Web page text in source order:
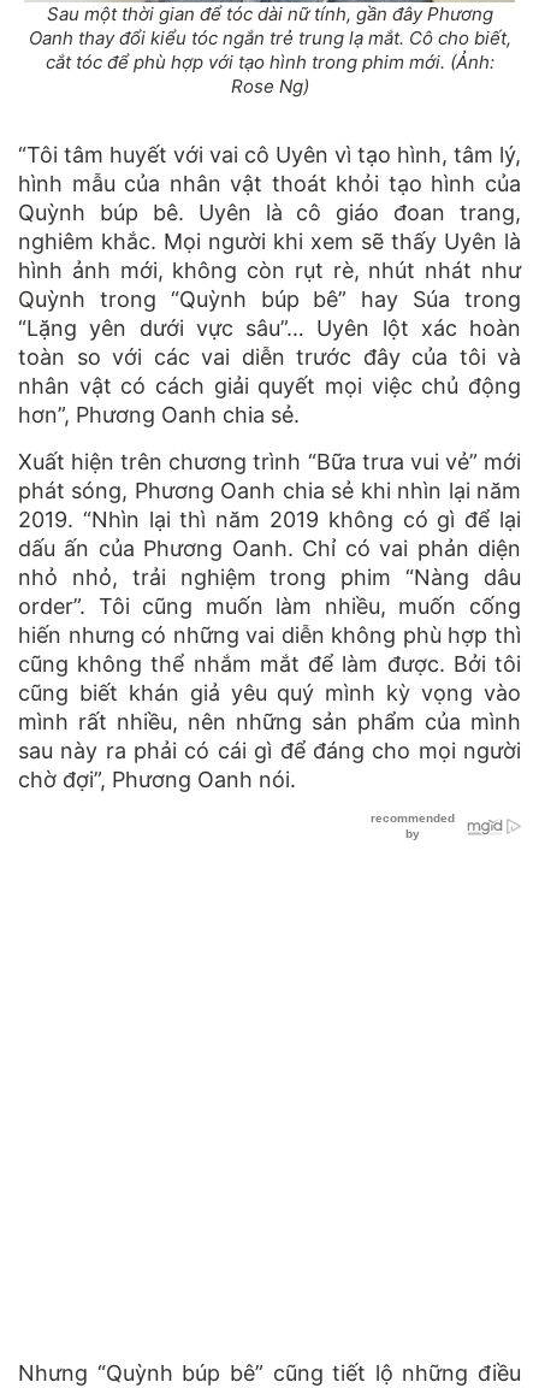
Sau một thời gian để tóc dài nữ tính, gần đây Phương
Oanh thay đổi kiểu tóc ngắn trẻ trung lạ mắt. Cô cho biết,
cắt tóc để phù hợp với tạo hình trong phim mới. (Ảnh:
Rose Ng)
“Tôi tâm huyết với vai cô Uyên vì tạo hình, tâm lý,
hình mẫu của nhân vật thoát khỏi tạo hình của
Quỳnh búp bê. Uyên là cô giáo đoan trang,
nghiêm khắc. Mọi người khi xem sẽ thấy Uyên là
hình ảnh mới, không còn rụt rè, nhút nhát như
Quỳnh trong “Quỳnh búp bê” hay Súa trong
“Lặng yên dưới vực sâu”… Uyên lột xác hoàn
toàn so với các vai diễn trước đây của tôi và
nhân vật có cách giải quyết mọi việc chủ động
hơn”, Phương Oanh chia sẻ.
Xuất hiện trên chương trình “Bữa trưa vui vẻ” mới
phát sóng, Phương Oanh chia sẻ khi nhìn lại năm
2019. “Nhìn lại thì năm 2019 không có gì để lại
dấu ấn của Phương Oanh. Chỉ có vai phản diện
nhỏ nhỏ, trải nghiệm trong phim “Nàng dâu
order”. Tôi cũng muốn làm nhiều, muốn cống
hiến nhưng có những vai diễn không phù hợp thì
cũng không thể nhắm mắt để làm được. Bởi tôi
cũng biết khán giả yêu quý mình kỳ vọng vào
mình rất nhiều, nên những sản phẩm của mình
sau này ra phải có cái gì để đáng cho mọi người
chờ đợi”, Phương Oanh nói.
Nhưng “Quỳnh búp bê” cũng tiết lộ những điều